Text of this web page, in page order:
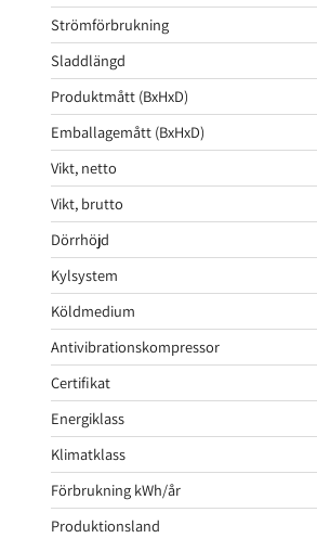
Strömförbrukning
Sladdlängd
Produktmått (BxHxD)
Emballagemått (BxHxD)
Vikt, netto
Vikt, brutto
Dörrhöjd
Kylsystem
Köldmedium
Antivibrationskompressor
Certifikat
Energiklass
Klimatklass
Förbrukning kWh/år
Produktionsland